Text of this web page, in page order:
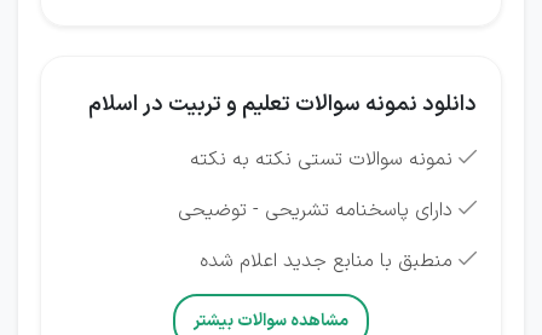
دانلود نمونه سوالات تعلیم و تربیت در اسلام
 نمونه سوالات تستی نکته به نکته
 دارای پاسخنامه تشریحی - توضیحی
 منطبق با منابع جدید اعلام شده
مشاهده سوالات بیشتر